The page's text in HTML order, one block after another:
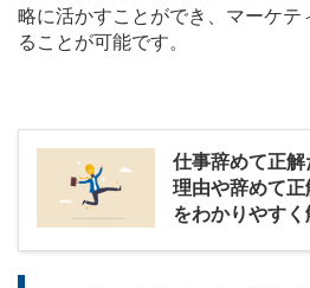
略に活かすことができ、マーケテ
ることが可能です。
仕事辞めて正
理由や辞めて
をわかりやすく